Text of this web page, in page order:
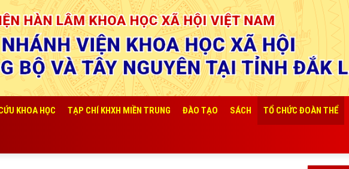
KHOA HỌC TẠP CHÍ KHXH MIỀN TRUNG ĐÀO TẠO SÁCH TỔ CHỨC ĐOÀN THỂ